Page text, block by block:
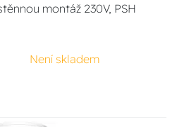
montáž 230V, PSH
Není skladem